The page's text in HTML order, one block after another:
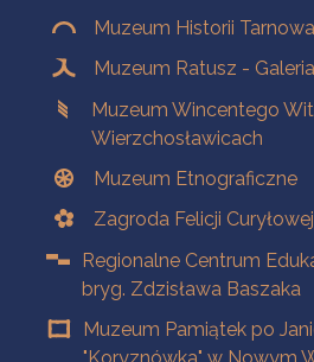
Muzeum Historii
Muzeum Ratusz -
Muzeum Wincentego
Wierzchosławicach
Muzeum Etnograficzne
Zagroda Felicji
Regionalne Centrum
bryg. Zdzisława Baszaka
Muzeum Pamiątek po